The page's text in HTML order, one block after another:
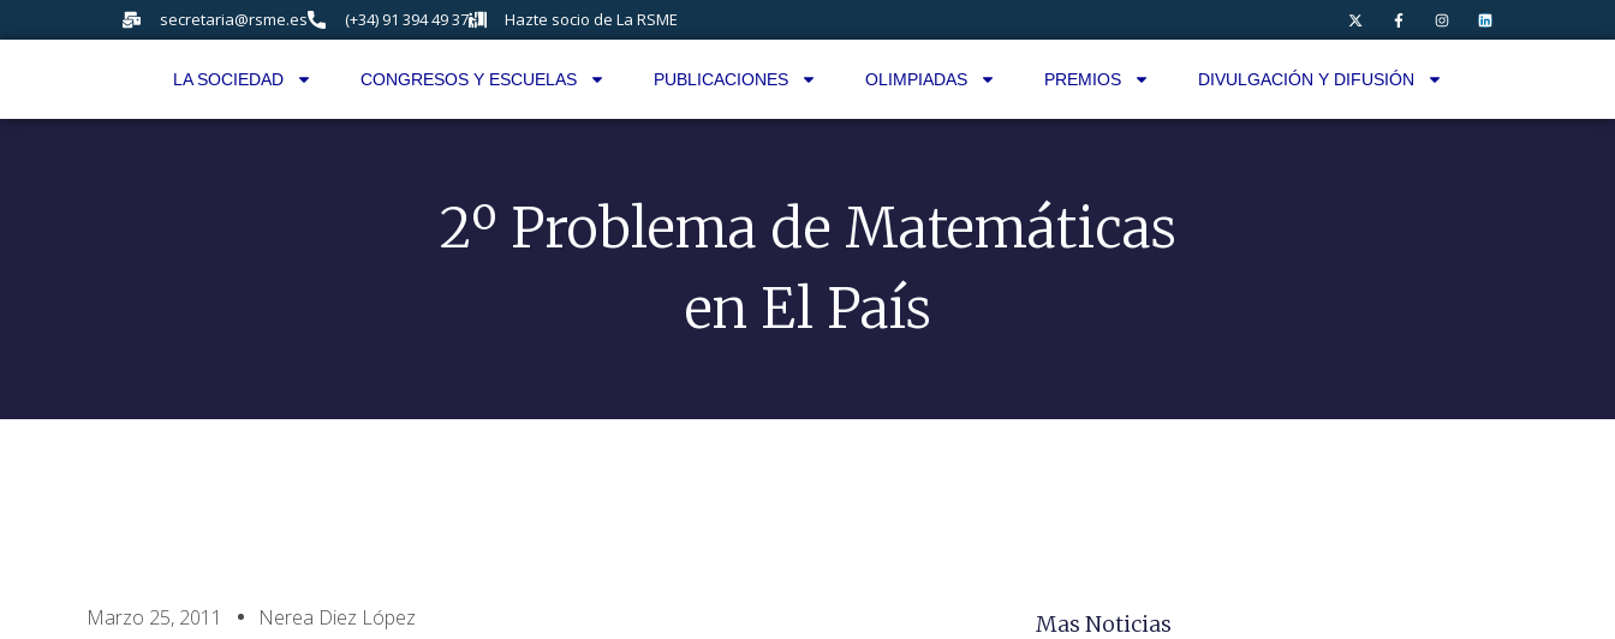
secretaria@rsme.es (+34) 91 394 49 37 Hazte socio de La RSME
LA SOCIEDAD CONGRESOS Y ESCUELAS PUBLICACIONES OLIMPIADAS PREMIOS DIVULGACIÓN Y DIFUSIÓN
2º Problema de Matemáticas
en El País
Marzo 25, 2011 Nerea Diez López Mas Noticias